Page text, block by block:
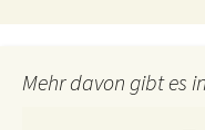
Mehr davon gibt es